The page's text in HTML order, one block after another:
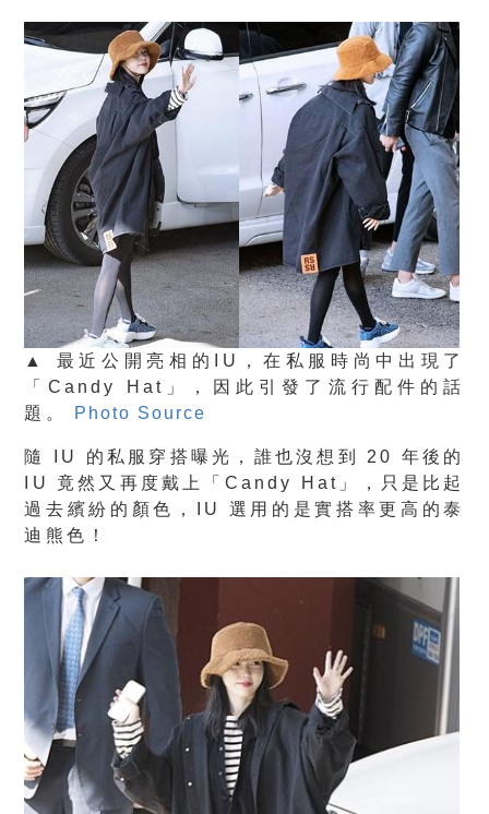
▲ 最近公開亮相的IU，在私服時尚中出現了
「Candy Hat」，因此引發了流行配件的話
題。
Photo Source
隨 IU 的私服穿搭曝光，誰也沒想到 20 年後的
IU 竟然又再度戴上「Candy Hat」，只是比起
過去繽紛的顏色，IU 選用的是實搭率更高的泰
迪熊色！